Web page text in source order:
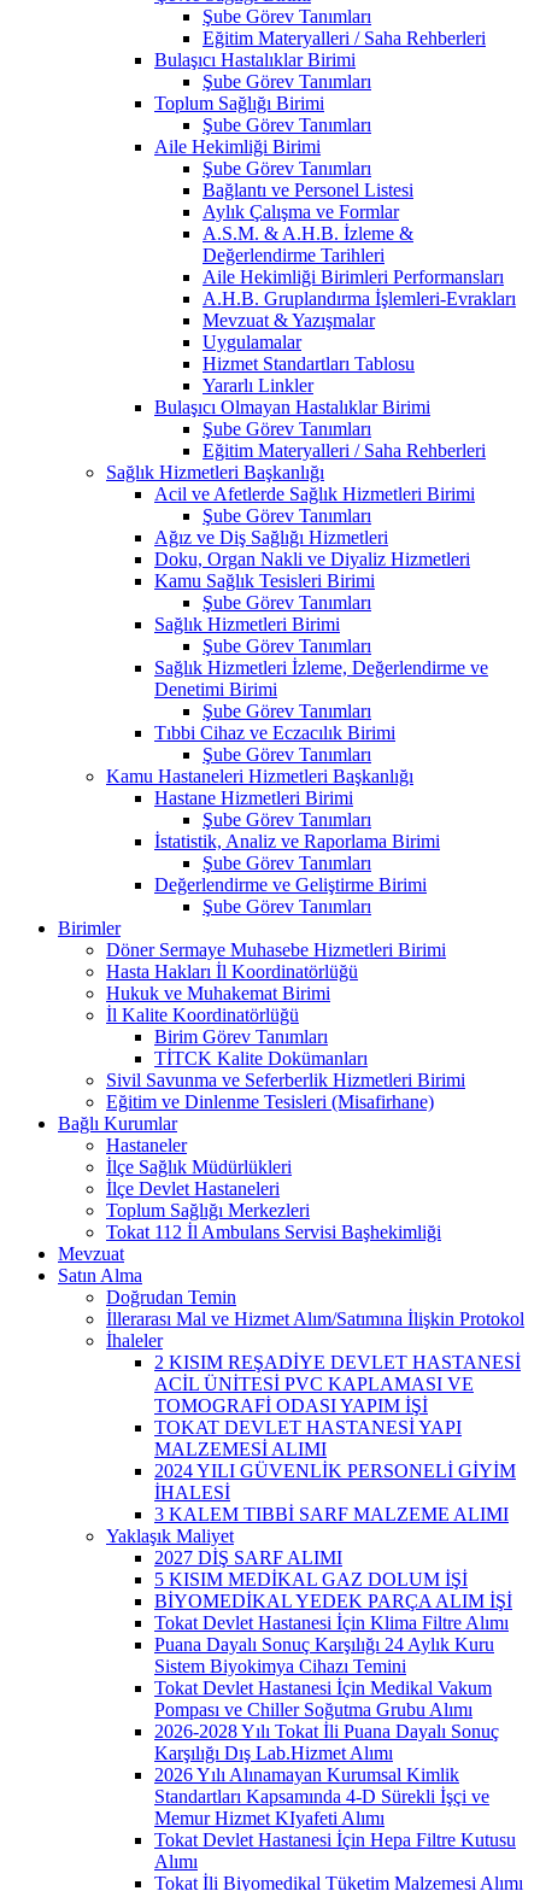
Şube Görev Tanımları
Eğitim Materyalleri / Saha Rehberleri
Bulaşıcı Hastalıklar Birimi
Şube Görev Tanımları
Toplum Sağlığı Birimi
Şube Görev Tanımları
Aile Hekimliği Birimi
Şube Görev Tanımları
Bağlantı ve Personel Listesi
Aylık Çalışma ve Formlar
A.S.M. & A.H.B. İzleme &
Değerlendirme Tarihleri
Aile Hekimliği Birimleri Performansları
A.H.B. Gruplandırma İşlemleri-Evrakları
Mevzuat & Yazışmalar
Uygulamalar
Hizmet Standartları Tablosu
Yararlı Linkler
Bulaşıcı Olmayan Hastalıklar Birimi
Şube Görev Tanımları
Eğitim Materyalleri / Saha Rehberleri
Sağlık Hizmetleri Başkanlığı
Acil ve Afetlerde Sağlık Hizmetleri Birimi
Şube Görev Tanımları
Ağız ve Diş Sağlığı Hizmetleri
Doku, Organ Nakli ve Diyaliz Hizmetleri
Kamu Sağlık Tesisleri Birimi
Şube Görev Tanımları
Sağlık Hizmetleri Birimi
Şube Görev Tanımları
Sağlık Hizmetleri İzleme, Değerlendirme ve
Denetimi Birimi
Şube Görev Tanımları
Tıbbi Cihaz ve Eczacılık Birimi
Şube Görev Tanımları
Kamu Hastaneleri Hizmetleri Başkanlığı
Hastane Hizmetleri Birimi
Şube Görev Tanımları
İstatistik, Analiz ve Raporlama Birimi
Şube Görev Tanımları
Değerlendirme ve Geliştirme Birimi
Şube Görev Tanımları
Birimler
Döner Sermaye Muhasebe Hizmetleri Birimi
Hasta Hakları İl Koordinatörlüğü
Hukuk ve Muhakemat Birimi
İl Kalite Koordinatörlüğü
Birim Görev Tanımları
TİTCK Kalite Dokümanları
Sivil Savunma ve Seferberlik Hizmetleri Birimi
Eğitim ve Dinlenme Tesisleri (Misafirhane)
Bağlı Kurumlar
Hastaneler
İlçe Sağlık Müdürlükleri
İlçe Devlet Hastaneleri
Toplum Sağlığı Merkezleri
Tokat 112 İl Ambulans Servisi Başhekimliği
Mevzuat
Satın Alma
Doğrudan Temin
İllerarası Mal ve Hizmet Alım/Satımına İlişkin Protokol
İhaleler
2 KISIM REŞADİYE DEVLET HASTANESİ
ACİL ÜNİTESİ PVC KAPLAMASI VE
TOMOGRAFİ ODASI YAPIM İŞİ
TOKAT DEVLET HASTANESİ YAPI
MALZEMESİ ALIMI
2024 YILI GÜVENLİK PERSONELİ GİYİM
İHALESİ
3 KALEM TIBBİ SARF MALZEME ALIMI
Yaklaşık Maliyet
2027 DİŞ SARF ALIMI
5 KISIM MEDİKAL GAZ DOLUM İŞİ
BİYOMEDİKAL YEDEK PARÇA ALIM İŞİ
Tokat Devlet Hastanesi İçin Klima Filtre Alımı
Puana Dayalı Sonuç Karşılığı 24 Aylık Kuru
Sistem Biyokimya Cihazı Temini
Tokat Devlet Hastanesi İçin Medikal Vakum
Pompası ve Chiller Soğutma Grubu Alımı
2026-2028 Yılı Tokat İli Puana Dayalı Sonuç
Karşılığı Dış Lab.Hizmet Alımı
2026 Yılı Alınamayan Kurumsal Kimlik
Standartları Kapsamında 4-D Sürekli İşçi ve
Memur Hizmet KIyafeti Alımı
Tokat Devlet Hastanesi İçin Hepa Filtre Kutusu
Alımı
Tokat İli Biyomedikal Tüketim Malzemesi Alımı